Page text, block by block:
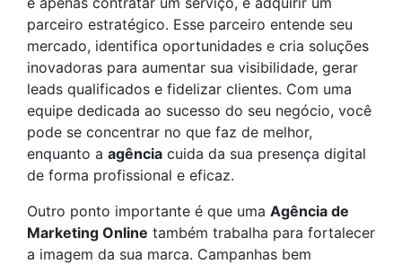
parceiro estratégico. Esse parceiro entende seu
mercado, identifica oportunidades e cria soluções
inovadoras para aumentar sua visibilidade, gerar
leads qualificados e fidelizar clientes. Com uma
equipe dedicada ao sucesso do seu negócio, você
pode se concentrar no que faz de melhor,
enquanto a agência cuida da sua presença digital
de forma profissional e eficaz.
Outro ponto importante é que uma Agência de
Marketing Online também trabalha para fortalecer
a imagem da sua marca. Campanhas bem